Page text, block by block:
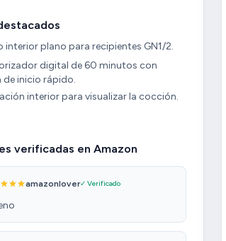
interior plano para recipientes GN1/2.
digital de 60 minutos con
inicio rápido.
interior para visualizar la cocción.
verificadas en Amazon
amazonlover✓ Verificado